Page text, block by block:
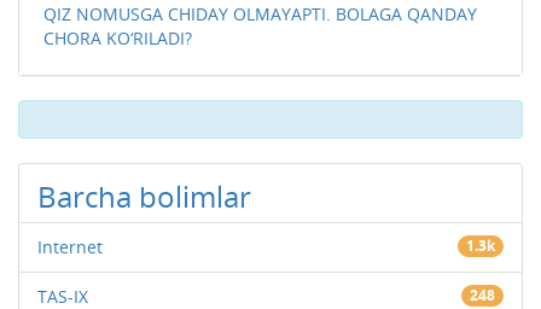
QIZ NOMUSGA CHIDAY OLMAYAPTI. BOLAGA QANDAY
CHORA KO‘RILADI?
Barcha bolimlar
Internet 1.3k
TAS-IX 248